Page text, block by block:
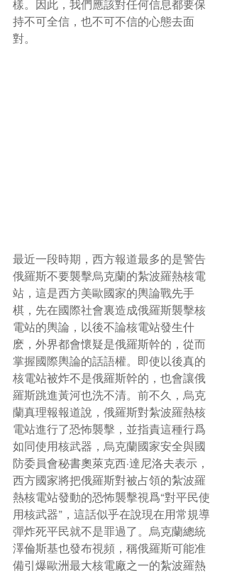
樣。因此，我們應該對任何信息都要保
持不可全信，也不可不信的心態去面
對。
最近一段時期，西方報道最多的是警告
俄羅斯不要襲擊烏克蘭的紮波羅熱核電
站，這是西方美歐國家的輿論戰先手
棋，先在國際社會裏造成俄羅斯襲擊核
電站的輿論，以後不論核電站發生什
麽，外界都會懷疑是俄羅斯幹的，從而
掌握國際輿論的話語權。即使以後真的
核電站被炸不是俄羅斯幹的，也會讓俄
羅斯跳進黃河也洗不清。前不久，烏克
蘭真理報報道說，俄羅斯對紮波羅熱核
電站進行了恐怖襲擊，並指責這種行爲
如同使用核武器，烏克蘭國家安全與國
防委員會秘書奧萊克西·達尼洛夫表示，
西方國家將把俄羅斯對被占領的紮波羅
熱核電站發動的恐怖襲擊視爲“對平民使
用核武器”，這話似乎在說現在用常規導
彈炸死平民就不是罪過了。烏克蘭總統
澤倫斯基也發布視頻，稱俄羅斯可能准
備引爆歐洲最大核電廠之一的紮波羅熱